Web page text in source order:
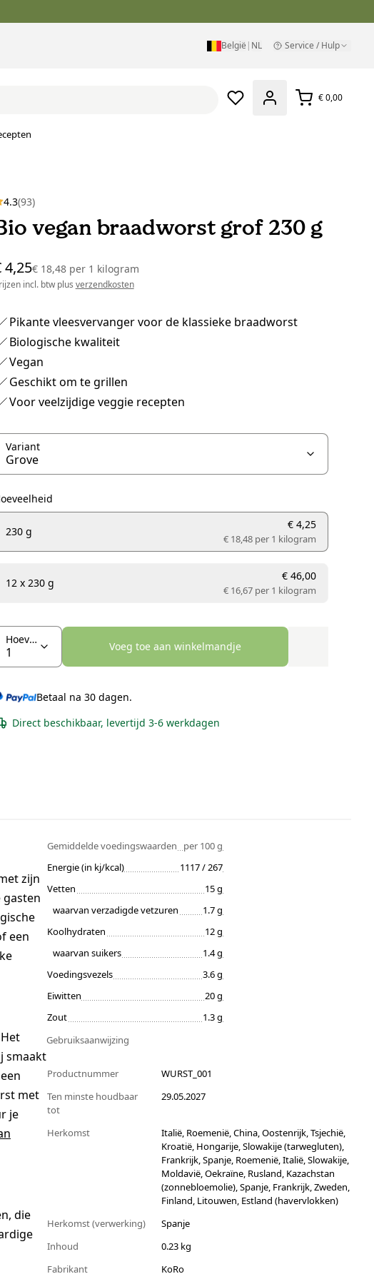
België | NL Service / Hulp
€ 0,00
4.3(93)
vegan braadworst grof 230 g
4,25€ 18,48 per1 kilogram
incl. btw plus verzendkosten
Pikante vleesvervanger voor de klassieke braadworst
Biologische kwaliteit
Vegan
Geschikt om te grillen
Voor veelzijdige veggie recepten
Variant
230 g
€ 4,25
€ 18,48 per1 kilogram
12 x 230 g
€ 46,00
€ 16,67 per1 kilogram
Hoeveelheid
Voeg toe aan winkelmandje
Betaal na 30 dagen.
Direct beschikbaar, levertijd 3-6 werkdagen
zijn
een
smaakt
met
je
die
Gemiddelde voedingswaarden
per 100 g
Energie (in kj/kcal)
1117 / 267
Vetten
15 g
waarvan verzadigde vetzuren
1.7 g
Koolhydraten
12 g
waarvan suikers
1.4 g
Voedingsvezels
3.6 g
Eiwitten
20 g
Zout
1.3 g
Gebruiksaanwijzing
Productnummer
WURST_001
Ten minste houdbaar
tot
29.05.2027
Herkomst
Italië, Roemenië, China, Oostenrijk, Tsjechië,
Kroatië, Hongarije, Slowakije (tarwegluten),
Frankrijk, Spanje, Roemenië, Italië, Slowakije,
Moldavië, Oekraïne, Rusland, Kazachstan
(zonnebloemolie), Spanje, Frankrijk, Zweden,
Finland, Litouwen, Estland (havervlokken)
Herkomst (verwerking)
Spanje
Inhoud
0.23 kg
Fabrikant
KoRo